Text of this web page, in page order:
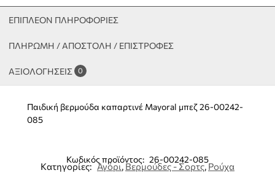
ΕΠΙΠΛΈΟΝ ΠΛΗΡΟΦΟΡΊΕΣ
ΠΛΗΡΩΜΗ / ΑΠΟΣΤΟΛΗ / ΕΠΙΣΤΡΟΦΕΣ
ΑΞΙΟΛΟΓΉΣΕΙΣ 0
Παιδική βερμούδα καπαρτινέ Mayoral μπεζ 26-00242-
085
Κωδικός προϊόντος: 26-00242-085
Κατηγορίες: Αγόρι,Βερμούδες - Σορτς,Ρούχα